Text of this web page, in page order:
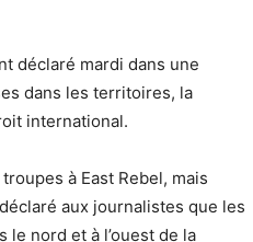
déclaré mardi dans une
dans les territoires, la
international.
à East Rebel, mais
aux journalistes que les
nord et à l’ouest de la